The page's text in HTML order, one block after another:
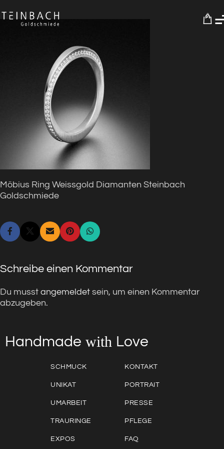
0
Möbius Ring Weissgold Diamanten Steinbach
Goldschmiede
Schreibe einen Kommentar
Du musst angemeldet sein, um einen Kommentar
abzugeben.
Handmade with Love
SCHMUCK
UNIKAT
UMARBEIT
TRAURINGE
EXPOS
KONTAKT
PORTRAIT
PRESSE
PFLEGE
FAQ